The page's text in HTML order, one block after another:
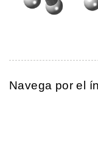
Navega por el